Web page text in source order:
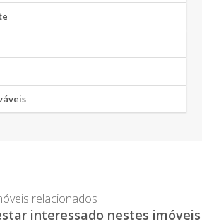
relacionados
interessado nestes imóveis